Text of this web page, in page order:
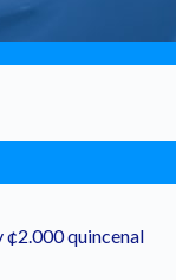
¢2.000 quincenal